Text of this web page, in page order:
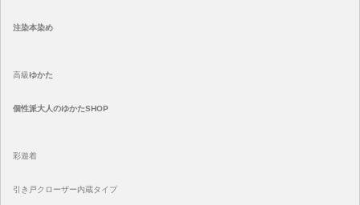
注染本染め
高級ゆかた
個性派大人のゆかたSHOP
彩遊着
引き戸クローザー内蔵タイプ